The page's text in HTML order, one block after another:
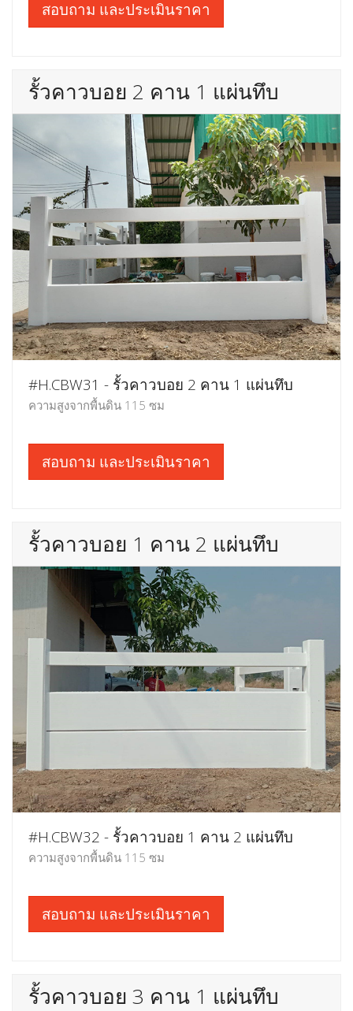
สอบถาม และประเมินราคา
รั้วคาวบอย 2 คาน 1 แผ่นทึบ
#H.CBW31 - รั้วคาวบอย 2 คาน 1 แผ่นทึบ
ความสูงจากพื้นดิน 115 ซม
สอบถาม และประเมินราคา
รั้วคาวบอย 1 คาน 2 แผ่นทึบ
#H.CBW32 - รั้วคาวบอย 1 คาน 2 แผ่นทึบ
ความสูงจากพื้นดิน 115 ซม
สอบถาม และประเมินราคา
รั้วคาวบอย 3 คาน 1 แผ่นทึบ